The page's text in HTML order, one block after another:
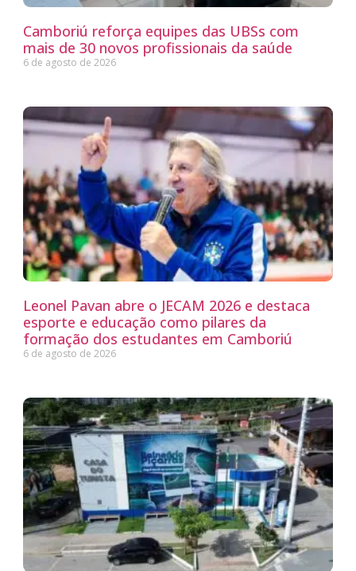
Camboriú reforça equipes das UBSs com
mais de 30 novos profissionais da saúde
6 de agosto de 2026
Leonel Pavan abre o JECAM 2026 e destaca
esporte e educação como pilares da
formação dos estudantes em Camboriú
6 de agosto de 2026